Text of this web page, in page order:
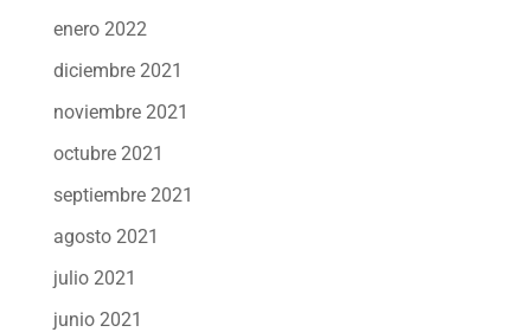
enero 2022
diciembre 2021
noviembre 2021
octubre 2021
septiembre 2021
agosto 2021
julio 2021
junio 2021